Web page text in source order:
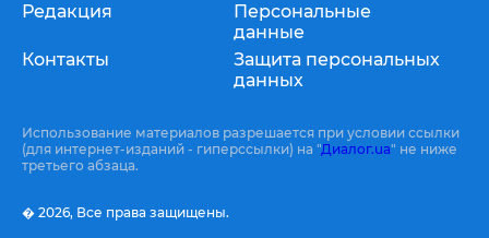
Редакция
Контакты
Персональные
данные
Защита персональных
данных
Использование материалов разрешается при условии ссылки
(для интернет-изданий - гиперссылки) на "Диалог.ua" не ниже
третьего абзаца.
� 2026, Все права защищены.